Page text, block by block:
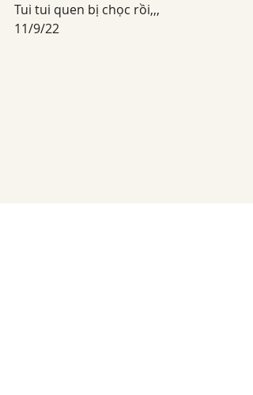
Tui tui quen bị chọc rồi,,,
11/9/22